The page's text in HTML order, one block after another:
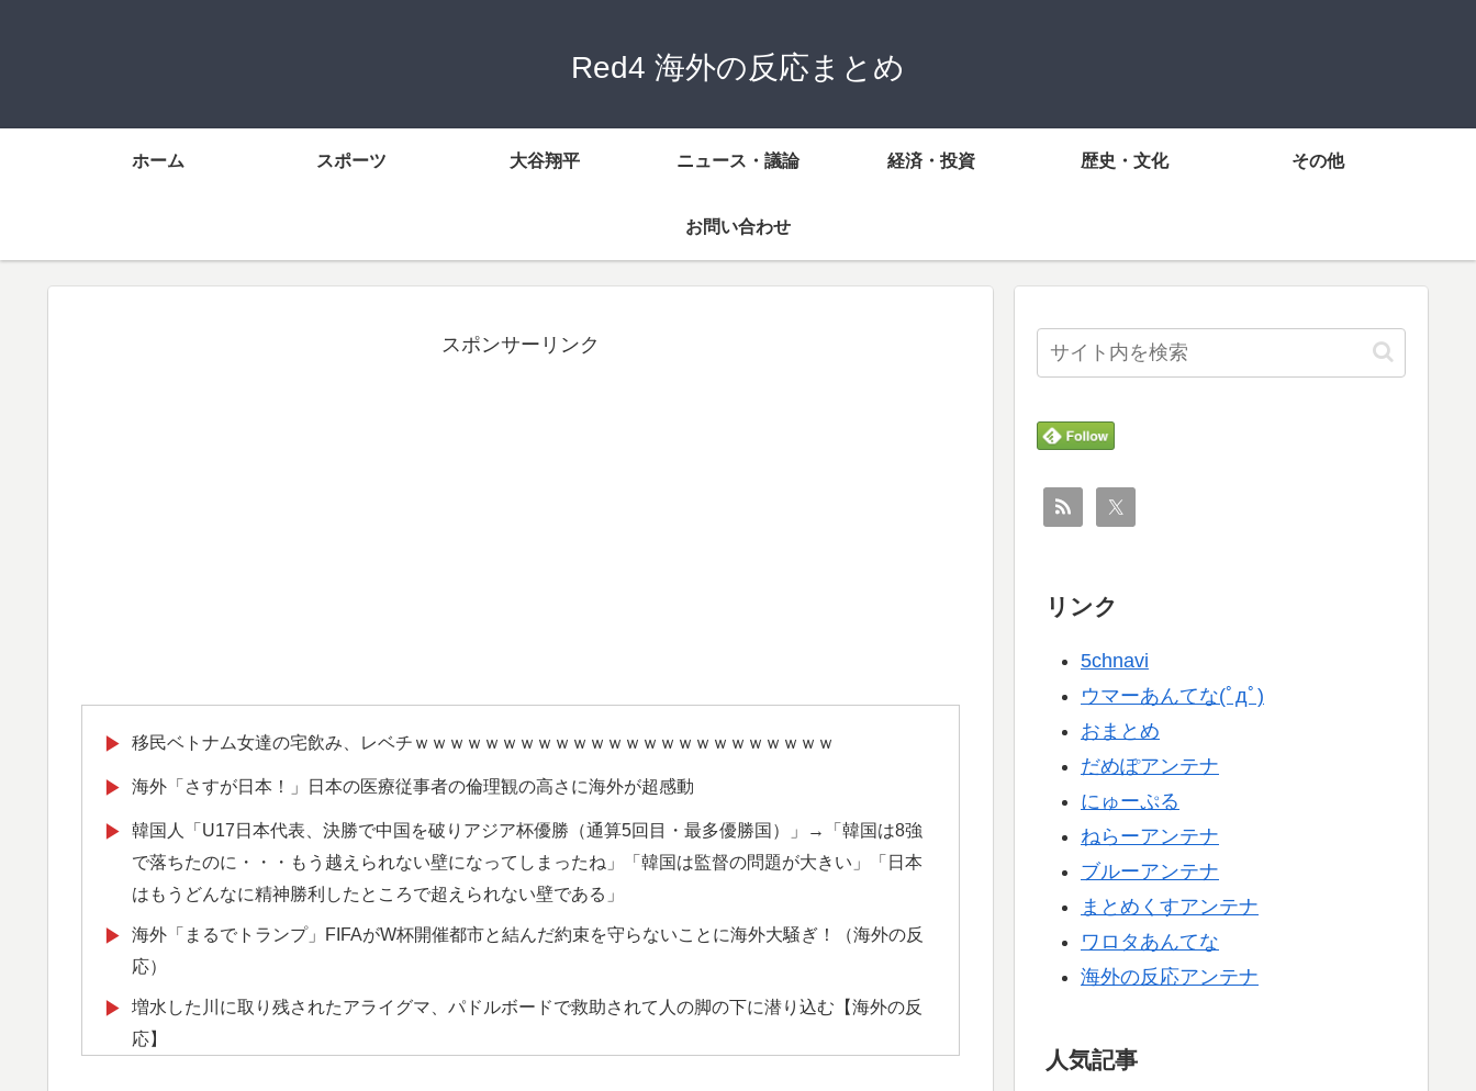
Red4 海外の反応まとめ
ホーム スポーツ 大谷翔平 ニュース・議論 経済・投資 歴史・文化 その他
お問い合わせ
スポンサーリンク
▶ 移民ベトナム女達の宅飲み、レベチｗｗｗｗｗｗｗｗｗｗｗｗｗｗｗｗｗｗｗｗｗｗｗｗ
▶ 海外「さすが日本！」日本の医療従事者の倫理観の高さに海外が超感動
▶
韓国人「U17日本代表、決勝で中国を破りアジア杯優勝（通算5回目・最多優勝国）」→「韓国は8強
で落ちたのに・・・もう越えられない壁になってしまったね」「韓国は監督の問題が大きい」「日本
はもうどんなに精神勝利したところで超えられない壁である」
▶
海外「まるでトランプ」FIFAがW杯開催都市と結んだ約束を守らないことに海外大騒ぎ！（海外の反
応）
▶
増水した川に取り残されたアライグマ、パドルボードで救助されて人の脚の下に潜り込む【海外の反
応】
リンク
5chnavi
ウマーあんてな(ﾟдﾟ)
おまとめ
だめぽアンテナ
にゅーぷる
ねらーアンテナ
ブルーアンテナ
まとめくすアンテナ
ワロタあんてな
海外の反応アンテナ
人気記事